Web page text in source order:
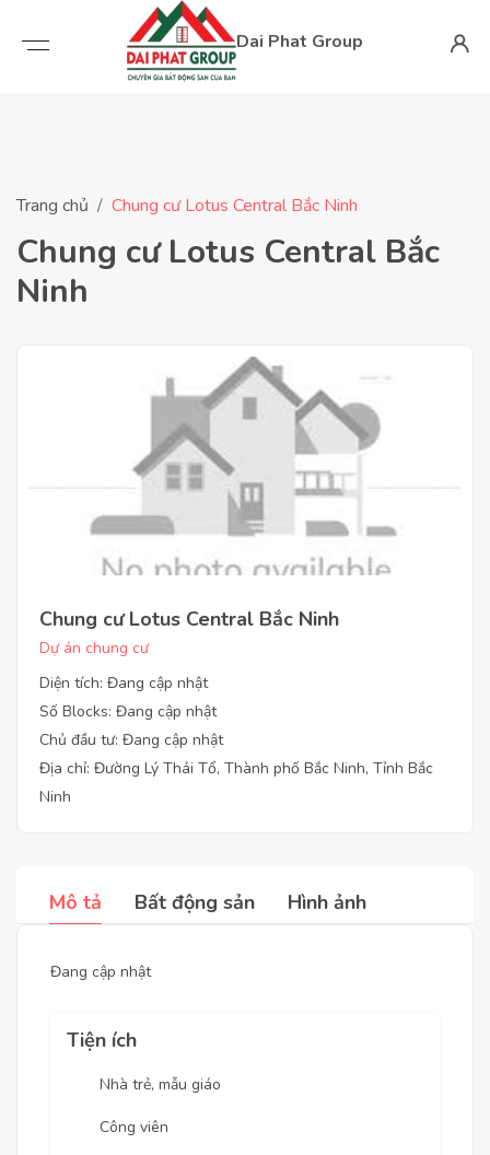
Dai Phat Group
Trang chủ Chung cư Lotus Central Bắc Ninh
Chung cư Lotus Central Bắc
Ninh
Chung cư Lotus Central Bắc Ninh
Dự án chung cư
Diện tích: Đang cập nhật
Số Blocks: Đang cập nhật
Chủ đầu tư: Đang cập nhật
Địa chỉ: Đường Lý Thái Tổ, Thành phố Bắc Ninh, Tỉnh Bắc
Ninh
Mô tả Bất động sản Hình ảnh
Đang cập nhật
Tiện ích
Nhà trẻ, mẫu giáo
Công viên